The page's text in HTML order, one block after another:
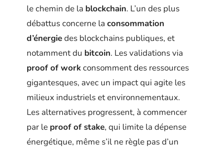
le chemin de la blockchain. L’un des plus
débattus concerne la consommation
d’énergiedes blockchains publiques, et
notamment du bitcoin. Les validations via
proof of workconsomment des ressources
gigantesques, avec un impact qui agite les
milieux industriels et environnementaux.
Les alternatives progressent, à commencer
par le proof of stake, qui limite la dépense
énergétique, même s’il ne règle pas d’un